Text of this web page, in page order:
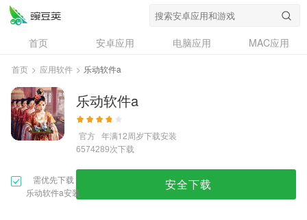
首页 安卓应用 电脑应用
MAC应用
资讯
专题
问答
首页 > 应用软件 > 乐动软件a
乐动软件a
官方 年满12周岁下载安装
6574289次下载
需优先下载
乐动软件a安装
安全下载